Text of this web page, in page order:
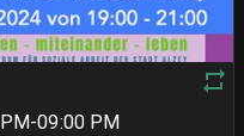
09:00 PM